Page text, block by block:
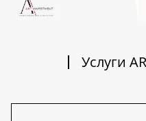
Услуги